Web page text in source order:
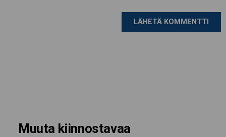
Muuta kiinnostavaa